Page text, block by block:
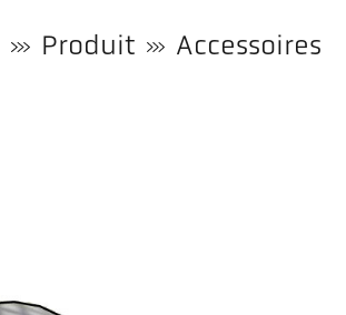
Produit Accessoires